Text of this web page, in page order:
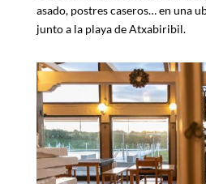
asado, postres caseros…en una
junto a la playa de Atxabiribil.